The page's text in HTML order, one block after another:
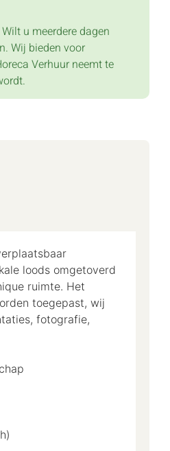
u meerdere dagen
Wij bieden voor
Verhuur neemt te
loods omgetoverd
ruimte. Het
toegepast, wij
fotografie,